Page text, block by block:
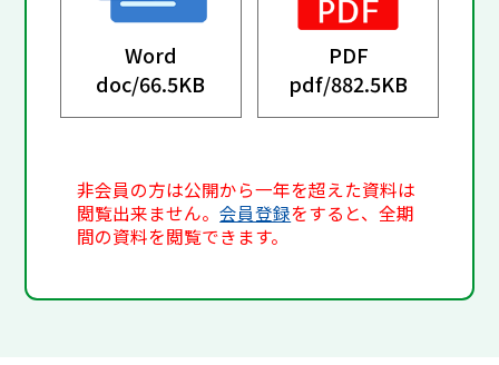
Word
doc/66.5KB
PDF
pdf/882.5KB
非会員の方は公開から一年を超えた資料は
閲覧出来ません。会員登録をすると、全期
間の資料を閲覧できます。